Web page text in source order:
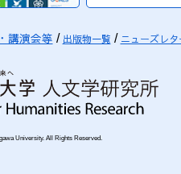
講演会等 出版物一覧 ニューズレタ
University. All Rights Reserved.